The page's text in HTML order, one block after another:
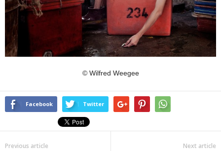
© Wilfred Weegee
Facebook Twitter
Previous article Next article